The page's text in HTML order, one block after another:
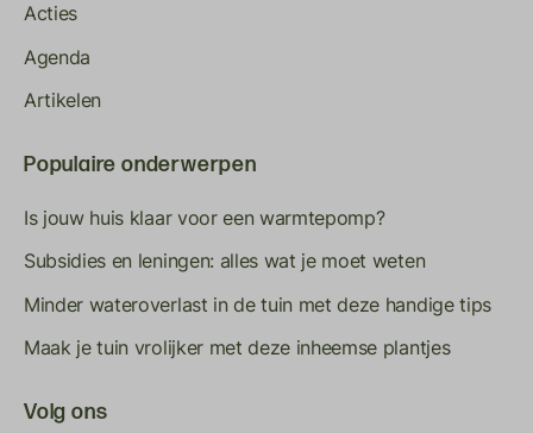
Acties
Agenda
Artikelen
Populaire onderwerpen
Is jouw huis klaar voor een warmtepomp?
Subsidies en leningen: alles wat je moet weten
Minder wateroverlast in de tuin met deze handige tips
Maak je tuin vrolijker met deze inheemse plantjes
Volg ons